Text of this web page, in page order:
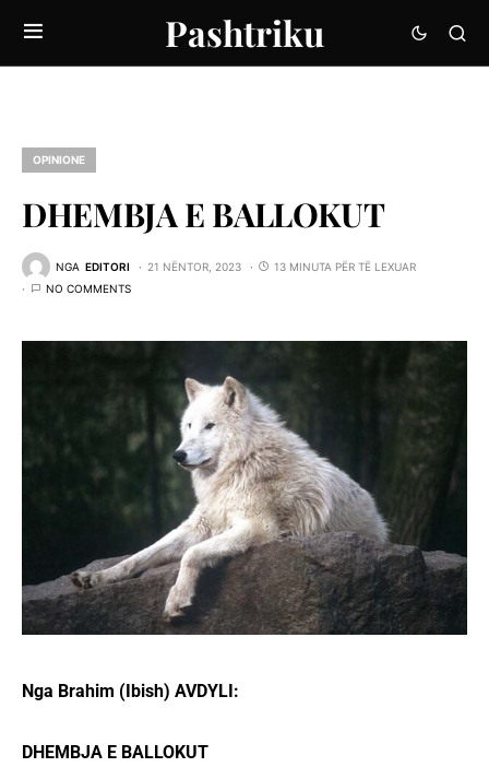
Pashtriku
OPINIONE
DHEMBJA E BALLOKUT
NGA EDITORI 21 NËNTOR, 2023
13 MINUTA PËR TË LEXUAR
NO COMMENTS
Nga Brahim (Ibish) AVDYLI:
DHEMBJA E BALLOKUT